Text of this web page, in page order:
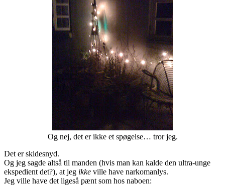
Og nej, det er ikke et spøgelse… tror jeg.
Det er skidesnyd.
Og jeg sagde altså til manden (hvis man kan kalde den ultra-unge
ekspedient det?), at jeg ikke ville have narkomanlys.
Jeg ville have det ligeså pænt som hos naboen: